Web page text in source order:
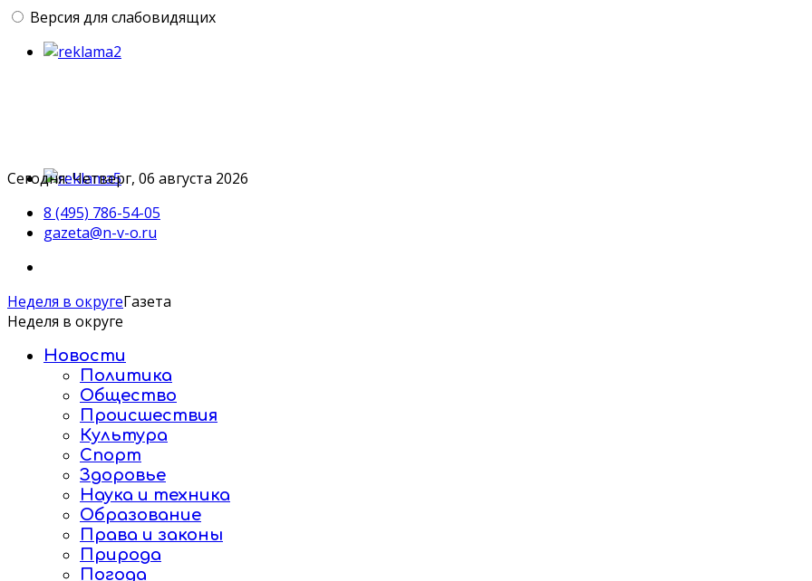
Версия для слабовидящих
Сегодня: Четверг, 06 августа 2026
8 (495) 786-54-05
gazeta@n-v-o.ru
Неделя в округеГазета
Неделя в округе
Новости
Политика
Общество
Происшествия
Культура
Спорт
Здоровье
Наука и техника
Образование
Права и законы
Природа
Погода